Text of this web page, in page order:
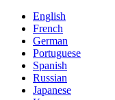
English
French
German
Portuguese
Spanish
Russian
Japanese